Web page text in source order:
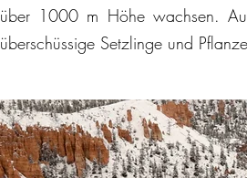
über 1000 m Höhe wachsen.
überschüssige Setzlinge und